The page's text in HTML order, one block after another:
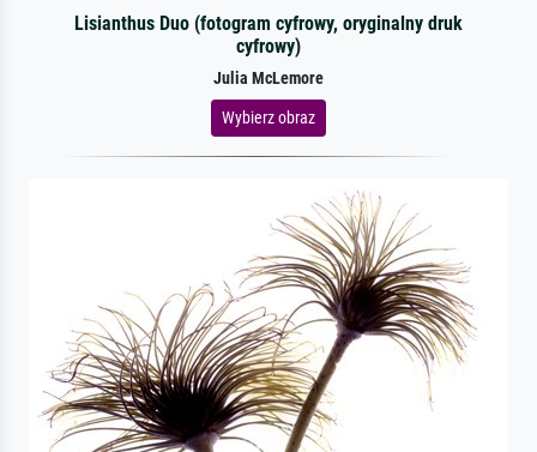
Lisianthus Duo (fotogram cyfrowy, oryginalny druk
cyfrowy)
Julia McLemore
Wybierz obraz